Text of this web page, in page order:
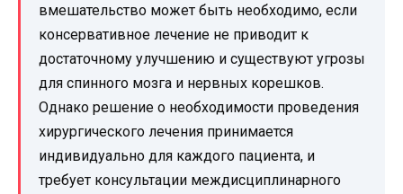
вмешательство может быть необходимо, если
консервативное лечение не приводит к
достаточному улучшению и существуют угрозы
для спинного мозга и нервных корешков.
Однако решение о необходимости проведения
хирургического лечения принимается
индивидуально для каждого пациента, и
требует консультации междисциплинарного